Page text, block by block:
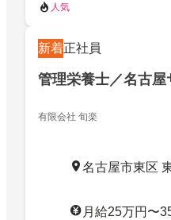
人気
新着正社員
管理栄養士／名古屋
有限会社 旬楽
名古屋市東区
月給25万円〜